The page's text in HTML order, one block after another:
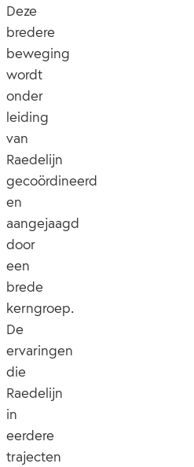
Deze
bredere
beweging
wordt
onder
leiding
van
Raedelijn
gecoördineerd
en
aangejaagd
door
een
brede
kerngroep.
De
ervaringen
die
Raedelijn
in
eerdere
trajecten